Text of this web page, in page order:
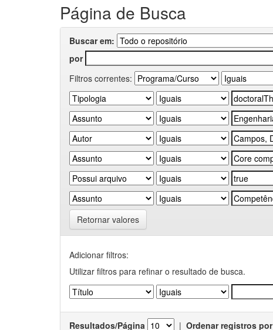
Página de Busca
Buscar em:
por
Filtros correntes:
Retornar valores
Adicionar filtros:
Utilizar filtros para refinar o resultado de busca.
Resultados/Página | Ordenar registros por